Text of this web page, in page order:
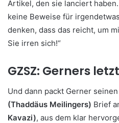
Artikel, den sie lanciert
keine Beweise für
denken, dass das reicht, um
Sie irren sich!“
GZSZ: Gerners
Und dann packt Gerner
(Thaddäus Meilingers) Brief
Kavazi), aus dem klar